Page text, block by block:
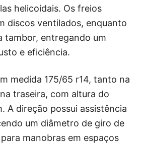
helicoidais. Os freios
discos ventilados, enquanto
tambor, entregando um
e eficiência.
medida 175/65 r14, tanto na
traseira, com altura do
A direção possui assistência
um diâmetro de giro de
manobras em espaços